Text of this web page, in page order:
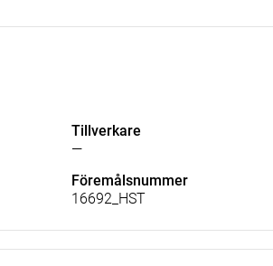
Tillverkare
—
Föremålsnummer
16692_HST